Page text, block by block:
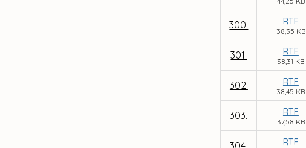
300. RTF
38,35 KB
301. RTF
38,31 KB
302. RTF
38,45 KB
303. RTF
37,58 KB
304. RTF